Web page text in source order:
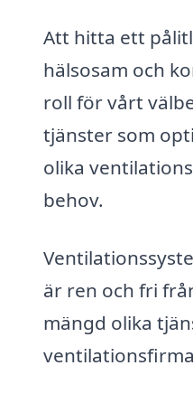
Att hitta ett
hälsosam och
roll för vårt
tjänster som
olika
behov.
är ren och fri
mängd olika